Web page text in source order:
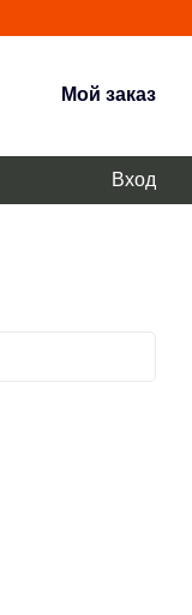
Мой заказ
Вход